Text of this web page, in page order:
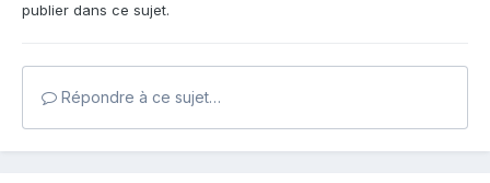
publier dans ce sujet.
Répondre à ce sujet…